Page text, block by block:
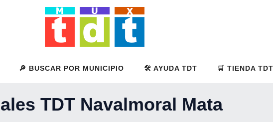
🔎 BUSCAR POR MUNICIPIO 🛠️ AYUDA TDT 🛒 TIENDA TDT
TDT Navalmoral Mata